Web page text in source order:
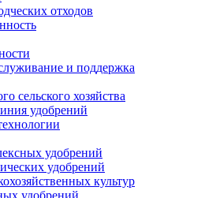
отходов
и поддержка
сельского хозяйства
удобрений
удобрений
удобрений
культур